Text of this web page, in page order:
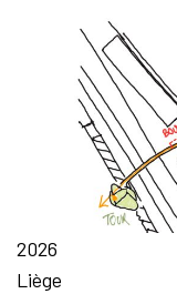
2026
Liège